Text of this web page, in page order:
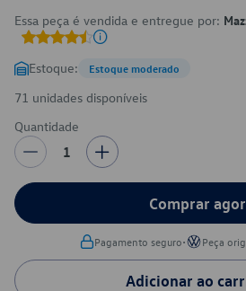
Essa peça é vendida e entregue por:
Estoque: Estoque moderado
71 unidades disponíveis
Quantidade
1
Comprar
Pagamento seguro• Peça
Adicionar ao